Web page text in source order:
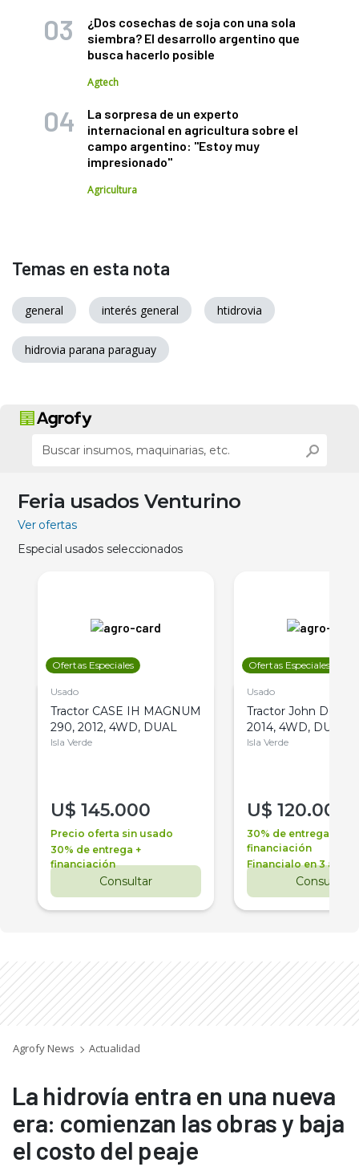
¿Dos cosechas de soja con una sola
siembra? El desarrollo argentino que
busca hacerlo posible
Agtech
La sorpresa de un experto
internacional en agricultura sobre el
campo argentino: "Estoy muy
impresionado"
Agricultura
Temas en esta nota
general interés general htidrovia
hidrovia parana paraguay
Feria usados Venturino
Ver ofertas
Especial usados seleccionados
Ofertas Especiales
Usado
Tractor CASE IH MAGNUM
290, 2012, 4WD, DUAL
Isla Verde
U$ 145.000
Precio oferta sin usado
30% de entrega +
financiación
Consultar
Ofertas Especiales
Usado
Tractor John Deere
2014, 4WD, DUAL
Isla Verde
U$ 120.000
30% de entrega +
financiación
Financialo en 3 años
Consultar
Agrofy News Actualidad
La hidrovía entra en una nueva
era: comienzan las obras y baja
el costo del peaje